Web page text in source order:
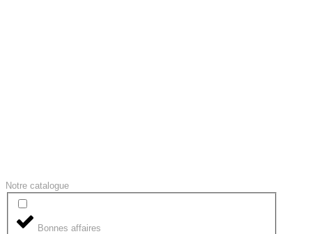
Notre catalogue
Bonnes affaires